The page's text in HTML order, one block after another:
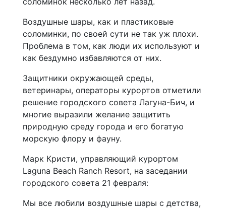
Воздушные шары, как и пластиковые
соломинки, по своей сути не так уж плохи.
Проблема в том, как люди их используют и
как бездумно избавляются от них.
Защитники окружающей среды,
ветеринары, операторы курортов отметили
решение городского совета Лагуна-Бич, и
многие выразили желание защитить
природную среду города и его богатую
морскую флору и фауну.
Марк Кристи, управляющий курортом
Laguna Beach Ranch Resort, на заседании
городского совета 21 февраля:
Мы все любили воздушные шары с детства,